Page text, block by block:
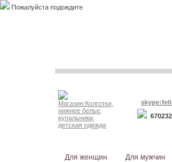
Пожалуйста подождите
Для женщин Для мужчин